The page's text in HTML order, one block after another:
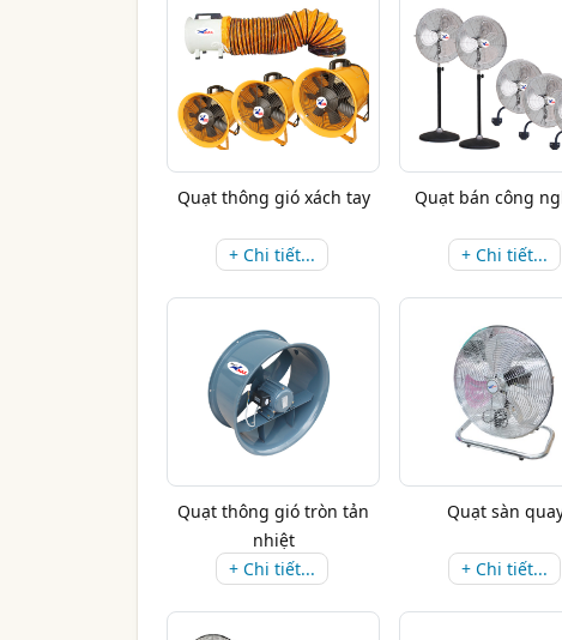
Quạt thông gió xách tay
+ Chi tiết...
Quạt bán công
+ Chi tiết...
Quạt thông gió tròn tản
nhiệt
+ Chi tiết...
Quạt sàn
+ Chi tiết...